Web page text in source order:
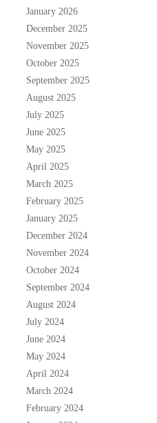
January 2026
December 2025
November 2025
October 2025
September 2025
August 2025
July 2025
June 2025
May 2025
April 2025
March 2025
February 2025
January 2025
December 2024
November 2024
October 2024
September 2024
August 2024
July 2024
June 2024
May 2024
April 2024
March 2024
February 2024